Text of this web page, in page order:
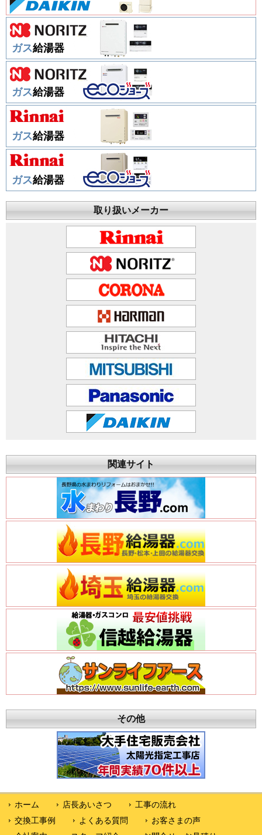
ガス給湯器
ガス給湯器
ガス給湯器
ガス給湯器
取り扱いメーカー
関連サイト
その他
ホーム 店長あいさつ
工事の流れ
交換工事例
よくある質問
お客さまの声